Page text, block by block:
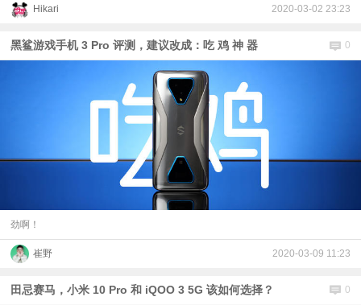
Hikari 2020-03-02 23:23
黑鲨游戏手机 3 Pro 评测，建议改成：吃 鸡 神 器 0
劲啊！
崔野 2020-03-09 11:23
田忌赛马，小米 10 Pro 和 iQOO 3 5G 该如何选择？ 0